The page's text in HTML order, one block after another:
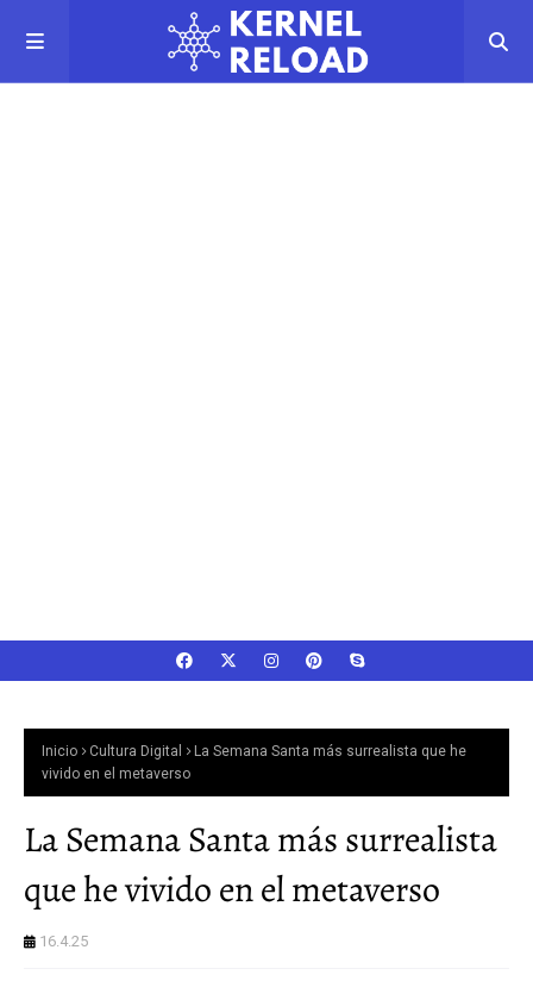
Inicio Cultura Digital
La Semana Santa más surrealista que he
vivido en el metaverso
La Semana Santa más surrealista
que he vivido en el metaverso
16.4.25